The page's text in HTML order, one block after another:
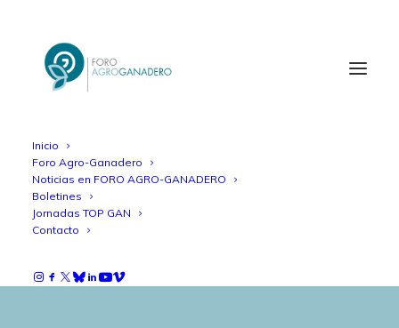
Inicio
Foro Agro-Ganadero
Noticias en FORO AGRO-GANADERO
Boletines
Jornadas TOP GAN
Contacto